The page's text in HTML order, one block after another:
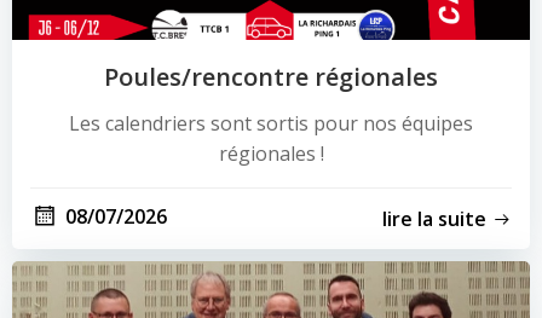
Poules/rencontre régionales
Les calendriers sont sortis pour nos équipes
régionales !
08/07/2026 lire la suite